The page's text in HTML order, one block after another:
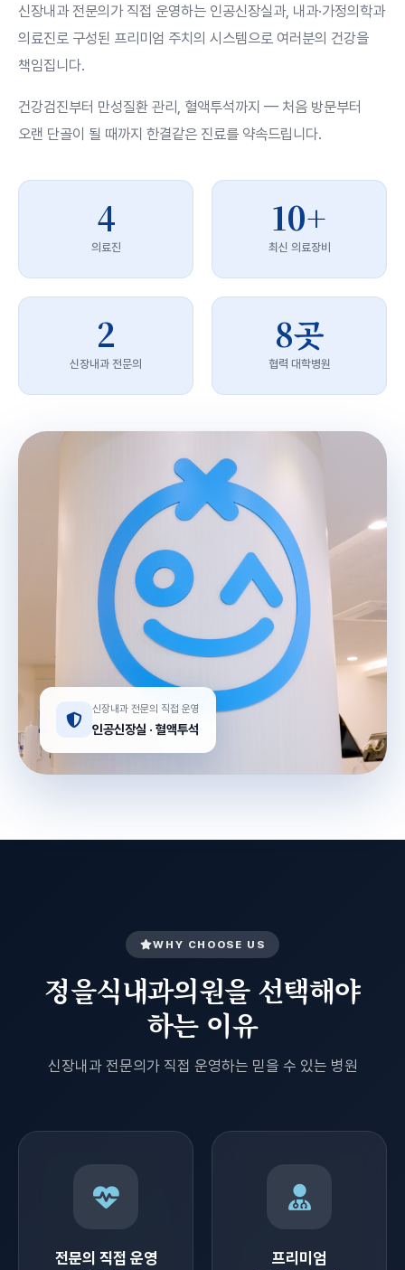
신장내과 전문의가 직접 운영하는 인공신장실과, 내과·가정의학과
의료진로 구성된 프리미엄 주치의 시스템으로 여러분의 건강을
책임집니다.
건강검진부터 만성질환 관리, 혈액투석까지 — 처음 방문부터
오랜 단골이 될 때까지 한결같은 진료를 약속드립니다.
4
의료진
10+
최신 의료장비
2
신장내과 전문의
8곳
협력 대학병원
신장내과 전문의 직접 운영
인공신장실 · 혈액투석
WHY CHOOSE US
정을식내과의원을 선택해야
하는 이유
신장내과 전문의가 직접 운영하는 믿을 수 있는 병원
전문의 직접 운영
프리미엄